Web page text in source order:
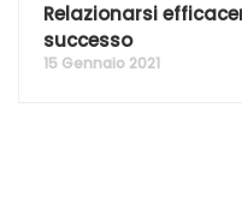
Relazionarsi
successo
15 Gennaio 2021